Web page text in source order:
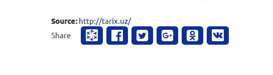
Source: http://tarix.uz/
Share